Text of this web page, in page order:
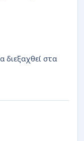
διεξαχθεί στα